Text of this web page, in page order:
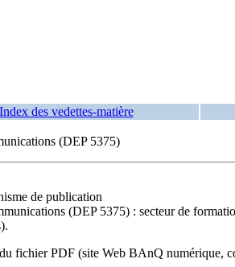
Index des vedettes-matière
(DEP 5375)
de publication
(DEP 5375) : secteur de
fichier PDF (site Web BAnQ numérique,